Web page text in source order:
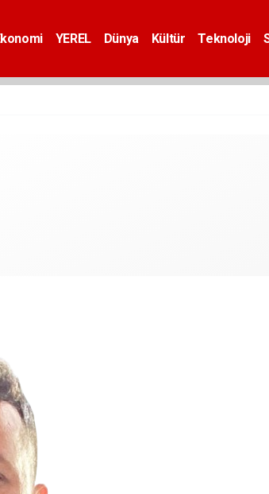
YEREL Dünya Kültür Teknoloji